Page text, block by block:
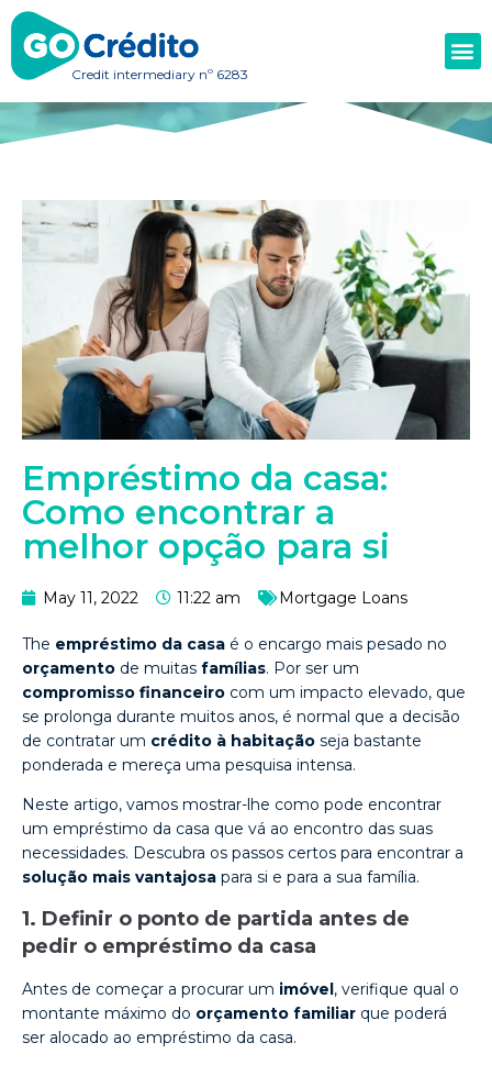
Credit intermediary nº 6283
Empréstimo da casa:
Como encontrar a
melhor opção para si
May 11, 2022 11:22 am Mortgage Loans
The empréstimo da casa é o encargo mais pesado no
orçamento de muitas famílias. Por ser um
compromisso financeiro com um impacto elevado, que
se prolonga durante muitos anos, é normal que a decisão
de contratar um crédito à habitação seja bastante
ponderada e mereça uma pesquisa intensa.
Neste artigo, vamos mostrar-lhe como pode encontrar
um empréstimo da casa que vá ao encontro das suas
necessidades. Descubra os passos certos para encontrar a
solução mais vantajosa para si e para a sua família.
1. Definir o ponto de partida antes de
pedir o empréstimo da casa
Antes de começar a procurar um imóvel, verifique qual o
montante máximo do orçamento familiar que poderá
ser alocado ao empréstimo da casa.